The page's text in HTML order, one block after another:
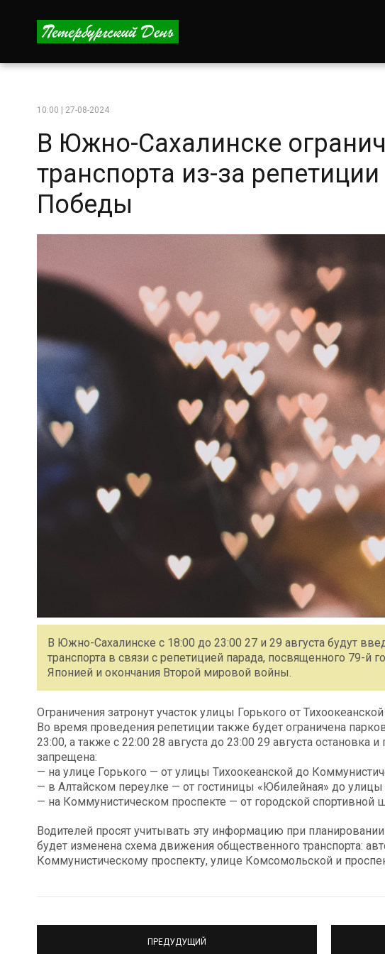
10:00 | 27-08-2024
В Южно-Сахалинске
транспорта из-за
Победы
В Южно-Сахалинске с 18:00 до 23:00 27 и 29 августа будут
транспорта в связи с репетицией парада, посвященного 79-й
Японией и окончания Второй мировой войны.
Ограничения затронут участок улицы Горького от
Во время проведения репетиции также будет ограничена
23:00, а также с 22:00 28 августа до 23:00 29 августа остановка
запрещена:
— на улице Горького — от улицы Тихоокеанской до
— в Алтайском переулке — от гостиницы «Юбилейная» до улицы
— на Коммунистическом проспекте — от городской
Водителей просят учитывать эту информацию при
будет изменена схема движения общественного транспорта:
Коммунистическому проспекту, улице Комсомольской и
ПРЕДУДУЩИЙ